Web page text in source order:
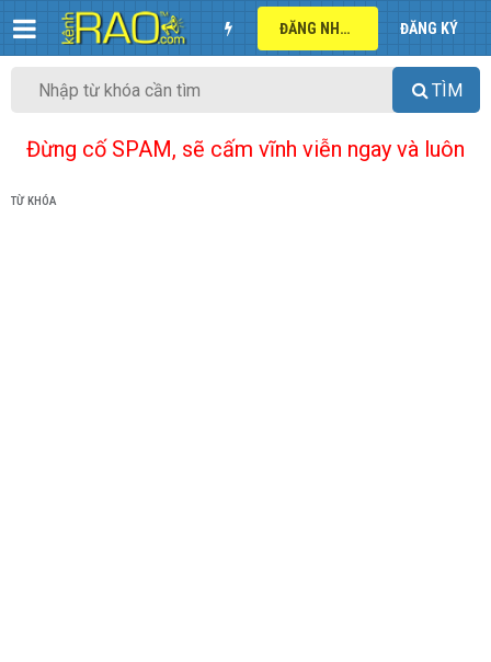
ĐĂNG NHẬP ĐĂNG KÝ
TÌM
Đừng cố SPAM, sẽ cấm vĩnh viễn ngay và luôn
TỪ KHÓA